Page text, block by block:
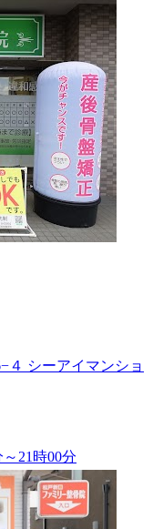
４ シーアイマンショ
21時00分